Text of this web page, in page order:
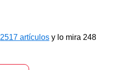
2517 artículos y lo mira 248